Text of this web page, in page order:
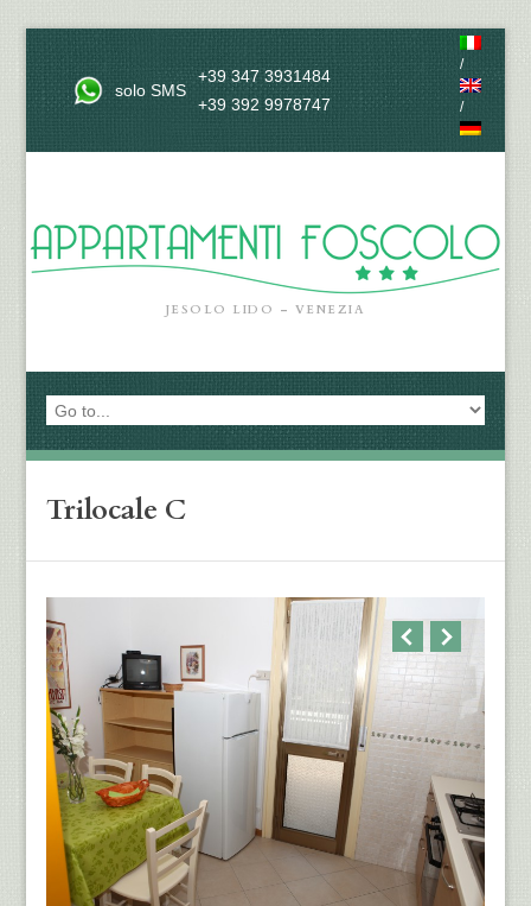
solo SMS
+39 347 3931484
+39 392 9978747
/
/
JESOLO LIDO – VENEZIA
Trilocale C